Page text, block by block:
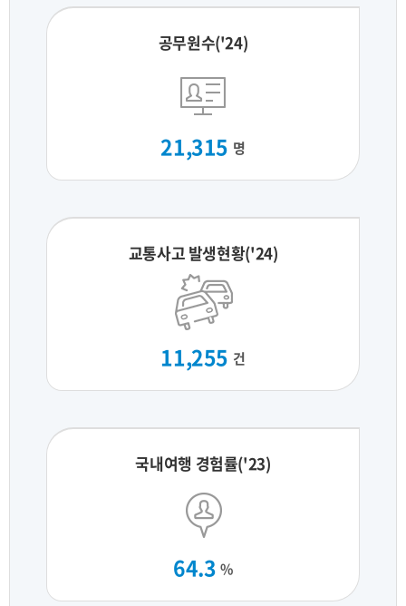
공무원수('24)
21,315 명
교통사고 발생현황('24)
11,255 건
국내여행 경험률('23)
64.3 %